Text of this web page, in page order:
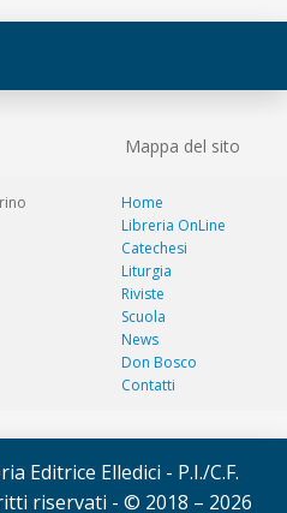
Mappa del sito
Home
Libreria OnLine
Catechesi
Liturgia
Riviste
Scuola
News
Don Bosco
Contatti
Editrice Elledici - P.I./C.F.
riservati - © 2018 – 2026